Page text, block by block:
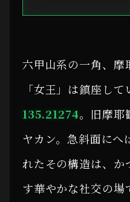
六甲山系の一角、摩
「女王」は鎮座し
135.21274。旧摩耶
ヤカン。急斜面にへ
れたその構造は、か
す華やかな社交の